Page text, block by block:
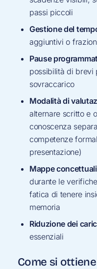
passi piccoli
Gestione del
aggiuntivi o
Pause
possibilità di brevi
sovraccarico
Modalità di
alternare scritto e
conoscenza
competenze
presentazione)
Mappe
durante le
fatica di tenere
memoria
Riduzione dei
essenziali
Come si ottiene